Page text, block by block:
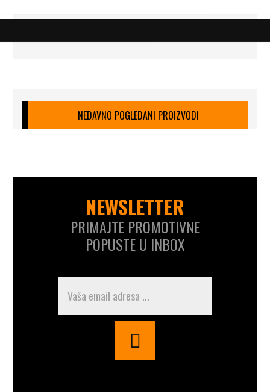
NEDAVNO POGLEDANI PROIZVODI
NEWSLETTER
PRIMAJTE PROMOTIVNE
POPUSTE U INBOX